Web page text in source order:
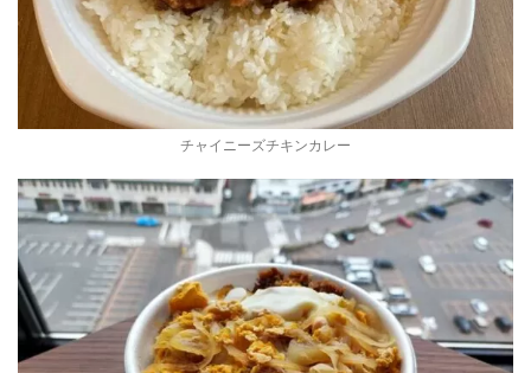
チャイニーズチキンカレー